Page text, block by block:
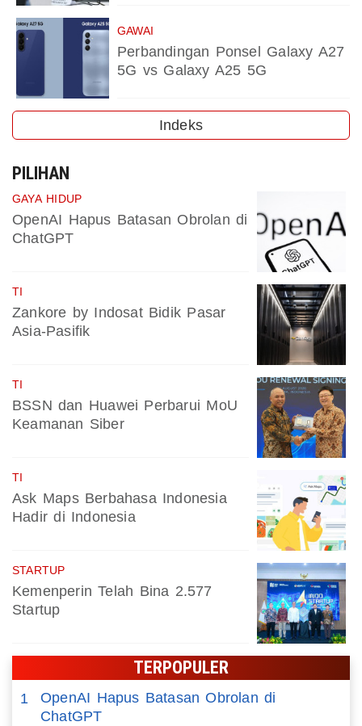
GAWAI
Perbandingan Ponsel Galaxy A27
5G vs Galaxy A25 5G
Indeks
PILIHAN
GAYA HIDUP
OpenAI Hapus Batasan Obrolan di
ChatGPT
TI
Zankore by Indosat Bidik Pasar
Asia-Pasifik
TI
BSSN dan Huawei Perbarui MoU
Keamanan Siber
TI
Ask Maps Berbahasa Indonesia
Hadir di Indonesia
STARTUP
Kemenperin Telah Bina 2.577
Startup
TERPOPULER
1
OpenAI Hapus Batasan Obrolan di
ChatGPT